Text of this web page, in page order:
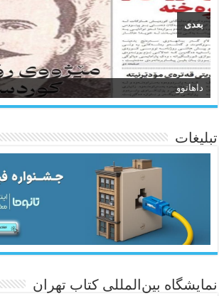
داهاتوو
سیروان
ئاژانسی هەواڵی مێهر
بعدی
تبلیغات
نمایشگاه بین‌المللی کتاب تهران